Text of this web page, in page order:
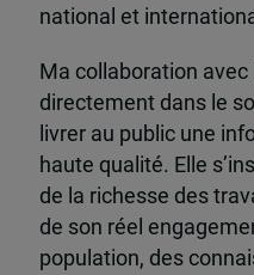
national et
Ma collaboration avec
directement dans le
livrer au public une
haute qualité. Elle
de la richesse des
de son réel
population, des